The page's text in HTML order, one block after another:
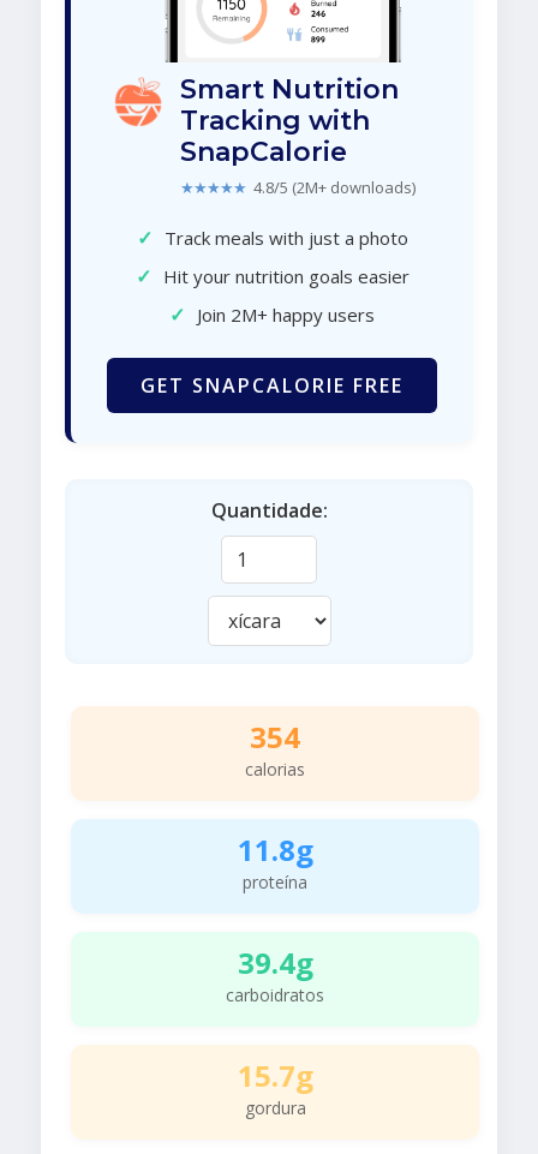
Smart Nutrition
Tracking with
SnapCalorie
★★★★★ 4.8/5 (2M+ downloads)
✓ Track meals with just a photo
✓ Hit your nutrition goals easier
✓ Join 2M+ happy users
GET SNAPCALORIE FREE
Quantidade:
354
calorias
11.8g
proteína
39.4g
carboidratos
15.7g
gordura